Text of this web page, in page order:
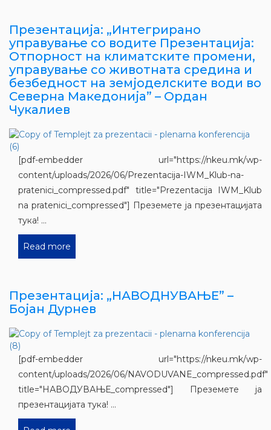
Презентација: „Интегрирано
управување со водите Презентација:
Отпорност на климатските промени,
управување со животната средина и
безбедност на земјоделските води во
Северна Македонија” – Ордан
Чукалиев
[pdf-embedder url="https://nkeu.mk/wp-
content/uploads/2026/06/Prezentacija-IWM_Klub-na-
pratenici_compressed.pdf" title="Prezentacija IWM_Klub
na pratenici_compressed"] Преземете ја презентацијата
тука! ...
Read more
Презентација: „НАВОДНУВАЊЕ” –
Бојан Дурнев
[pdf-embedder url="https://nkeu.mk/wp-
content/uploads/2026/06/NAVODUVANE_compressed.pdf"
title="НАВОДУВАЊЕ_compressed"] Преземете ја
презентацијата тука! ...